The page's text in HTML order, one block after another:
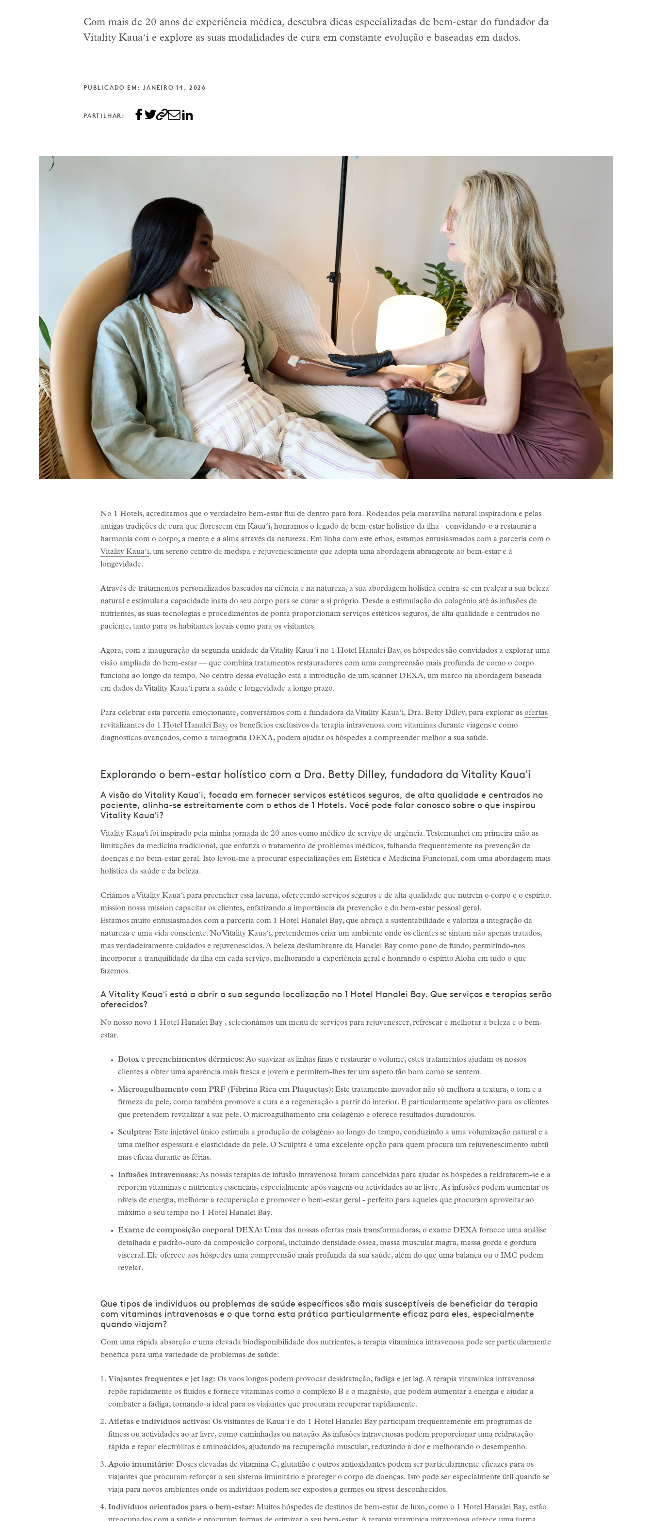
Com mais de 20 anos de experiência médica, descubra dicas especializadas de bem-estar do fundador da
Vitality Kauaʻi e explore as suas modalidades de cura em constante evolução e baseadas em dados.
PUBLICADO EM: JANEIRO 14, 2026
PARTILHAR:
No 1 Hotels, acreditamos que o verdadeiro bem-estar flui de dentro para fora. Rodeados pela maravilha natural inspiradora e pelas
antigas tradições de cura que florescem em Kauaʻi, honramos o legado de bem-estar holístico da ilha - convidando-o a restaurar a
harmonia com o corpo, a mente e a alma através da natureza. Em linha com este ethos, estamos entusiasmados com a parceria com o
Vitality Kauaʻi, um sereno centro de medspa e rejuvenescimento que adopta uma abordagem abrangente ao bem-estar e à
longevidade.
Através de tratamentos personalizados baseados na ciência e na natureza, a sua abordagem holística centra-se em realçar a sua beleza
natural e estimular a capacidade inata do seu corpo para se curar a si próprio. Desde a estimulação do colagénio até às infusões de
nutrientes, as suas tecnologias e procedimentos de ponta proporcionam serviços estéticos seguros, de alta qualidade e centrados no
paciente, tanto para os habitantes locais como para os visitantes.
Agora, com a inauguração da segunda unidade da Vitality Kauaʻi no 1 Hotel Hanalei Bay, os hóspedes são convidados a explorar uma
visão ampliada do bem-estar — que combina tratamentos restauradores com uma compreensão mais profunda de como o corpo
funciona ao longo do tempo. No centro dessa evolução está a introdução de um scanner DEXA, um marco na abordagem baseada
em dados da Vitality Kauaʻi para a saúde e longevidade a longo prazo.
Para celebrar esta parceria emocionante, conversámos com a fundadora da Vitality Kauaʻi, Dra. Betty Dilley, para explorar as ofertas
revitalizantes do 1 Hotel Hanalei Bay, os benefícios exclusivos da terapia intravenosa com vitaminas durante viagens e como
diagnósticos avançados, como a tomografia DEXA, podem ajudar os hóspedes a compreender melhor a sua saúde.
Explorando o bem-estar holístico com a Dra. Betty Dilley, fundadora da Vitality Kauaʻi
A visão do Vitality Kauaʻi, focada em fornecer serviços estéticos seguros, de alta qualidade e centrados no
paciente, alinha-se estreitamente com o ethos de 1 Hotels. Você pode falar conosco sobre o que inspirou
Vitality Kauaʻi?
Vitality Kaua'i foi inspirado pela minha jornada de 20 anos como médico de serviço de urgência. Testemunhei em primeira mão as
limitações da medicina tradicional, que enfatiza o tratamento de problemas médicos, falhando frequentemente na prevenção de
doenças e no bem-estar geral. Isto levou-me a procurar especializações em Estética e Medicina Funcional, com uma abordagem mais
holística da saúde e da beleza.
Criámos a Vitality Kauaʻi para preencher essa lacuna, oferecendo serviços seguros e de alta qualidade que nutrem o corpo e o espírito.
mission nossa mission capacitar os clientes, enfatizando a importância da prevenção e do bem-estar pessoal geral.
Estamos muito entusiasmados com a parceria com 1 Hotel Hanalei Bay, que abraça a sustentabilidade e valoriza a integração da
natureza e uma vida consciente. No Vitality Kauaʻi, pretendemos criar um ambiente onde os clientes se sintam não apenas tratados,
mas verdadeiramente cuidados e rejuvenescidos. A beleza deslumbrante da Hanalei Bay como pano de fundo, permitindo-nos
incorporar a tranquilidade da ilha em cada serviço, melhorando a experiência geral e honrando o espírito Aloha em tudo o que
fazemos.
A Vitality Kauaʻi está a abrir a sua segunda localização no 1 Hotel Hanalei Bay. Que serviços e terapias serão
oferecidos?
No nosso novo 1 Hotel Hanalei Bay , selecionámos um menu de serviços para rejuvenescer, refrescar e melhorar a beleza e o bem-
estar.
Botox e preenchimentos dérmicos: Ao suavizar as linhas finas e restaurar o volume, estes tratamentos ajudam os nossos
clientes a obter uma aparência mais fresca e jovem e permitem-lhes ter um aspeto tão bom como se sentem.
Microagulhamento com PRF (Fibrina Rica em Plaquetas): Este tratamento inovador não só melhora a textura, o tom e a
firmeza da pele, como também promove a cura e a regeneração a partir do interior. É particularmente apelativo para os clientes
que pretendem revitalizar a sua pele. O microagulhamento cria colagénio e oferece resultados duradouros.
Sculptra: Este injetável único estimula a produção de colagénio ao longo do tempo, conduzindo a uma volumização natural e a
uma melhor espessura e elasticidade da pele. O Sculptra é uma excelente opção para quem procura um rejuvenescimento subtil
mas eficaz durante as férias.
Infusões intravenosas: As nossas terapias de infusão intravenosa foram concebidas para ajudar os hóspedes a reidratarem-se e a
reporem vitaminas e nutrientes essenciais, especialmente após viagens ou actividades ao ar livre. As infusões podem aumentar os
níveis de energia, melhorar a recuperação e promover o bem-estar geral - perfeito para aqueles que procuram aproveitar ao
máximo o seu tempo no 1 Hotel Hanalei Bay.
Exame de composição corporal DEXA: Uma das nossas ofertas mais transformadoras, o exame DEXA fornece uma análise
detalhada e padrão-ouro da composição corporal, incluindo densidade óssea, massa muscular magra, massa gorda e gordura
visceral. Ele oferece aos hóspedes uma compreensão mais profunda da sua saúde, além do que uma balança ou o IMC podem
revelar.
Que tipos de indivíduos ou problemas de saúde específicos são mais susceptíveis de beneficiar da terapia
com vitaminas intravenosas e o que torna esta prática particularmente eficaz para eles, especialmente
quando viajam?
Com uma rápida absorção e uma elevada biodisponibilidade dos nutrientes, a terapia vitamínica intravenosa pode ser particularmente
benéfica para uma variedade de problemas de saúde:
Viajantes frequentes e jet lag: Os voos longos podem provocar desidratação, fadiga e jet lag. A terapia vitamínica intravenosa
repõe rapidamente os fluidos e fornece vitaminas como o complexo B e o magnésio, que podem aumentar a energia e ajudar a
combater a fadiga, tornando-a ideal para os viajantes que procuram recuperar rapidamente.
Atletas e indivíduos activos: Os visitantes de Kauaʻi e do 1 Hotel Hanalei Bay participam frequentemente em programas de
fitness ou actividades ao ar livre, como caminhadas ou natação. As infusões intravenosas podem proporcionar uma reidratação
rápida e repor electrólitos e aminoácidos, ajudando na recuperação muscular, reduzindo a dor e melhorando o desempenho.
Apoio imunitário: Doses elevadas de vitamina C, glutatião e outros antioxidantes podem ser particularmente eficazes para os
viajantes que procuram reforçar o seu sistema imunitário e proteger o corpo de doenças. Isto pode ser especialmente útil quando se
viaja para novos ambientes onde os indivíduos podem ser expostos a germes ou stress desconhecidos.
Indivíduos orientados para o bem-estar: Muitos hóspedes de destinos de bem-estar de luxo, como o 1 Hotel Hanalei Bay, estão